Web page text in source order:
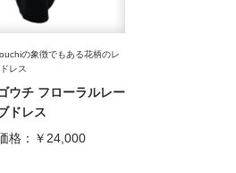
の象徴でもある花柄のレ
レス
ウチ フローラルレー
ドレス
格： ￥24,000